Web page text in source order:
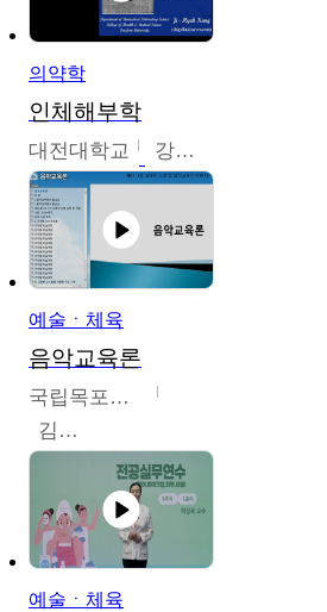
의약학
인체해부학
대전대학교 강지혁
예술ㆍ체육
음악교육론
국립목포대학교
김신영
예술ㆍ체육